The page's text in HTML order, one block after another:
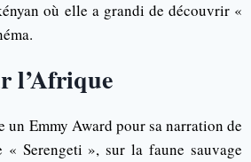
où elle a grandi de découvrir «
l’Afrique
un Emmy Award pour sa narration de
« Serengeti », sur la faune sauvage